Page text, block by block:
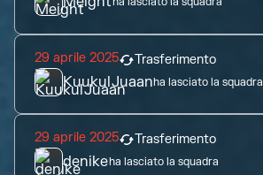
29 aprile 2025 Trasferimento
KuukulJuaanha lasciato la squadra
29 aprile 2025 Trasferimento
denikeha lasciato la squadra